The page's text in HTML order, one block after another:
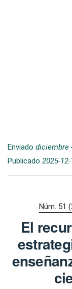
Enviado diciembre
Publicado 2025-
Núm. 51
El